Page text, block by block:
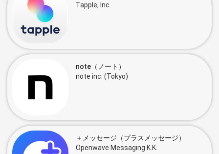
Tapple, Inc.
note（ノート）
note inc. (Tokyo)
＋メッセージ（プラスメッセージ）
Openwave Messaging K.K.